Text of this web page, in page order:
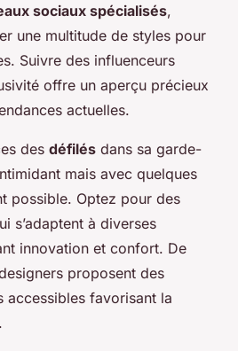
sociaux spécialisés,
une multitude de styles pour
Suivre des influenceurs
offre un aperçu précieux
actuelles.
des défilés dans sa garde-
mais avec quelques
possible. Optez pour des
s’adaptent à diverses
innovation et confort. De
proposent des
accessibles favorisant la